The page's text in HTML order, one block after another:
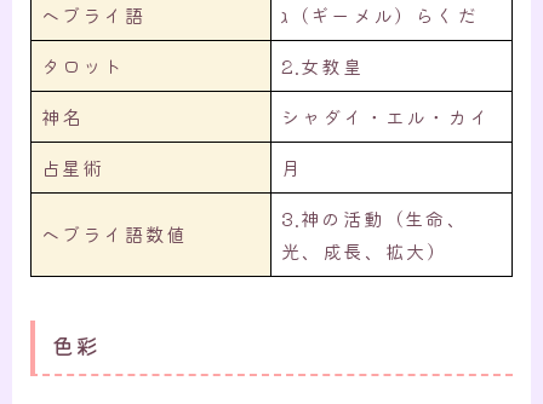
ヘブライ語
ℷ（ギーメル）らくだ
タロット
2.女教皇
神名
シャダイ・エル・カイ
占星術
月
ヘブライ語数値
3.神の活動（生命、
光、成長、拡大）
色彩